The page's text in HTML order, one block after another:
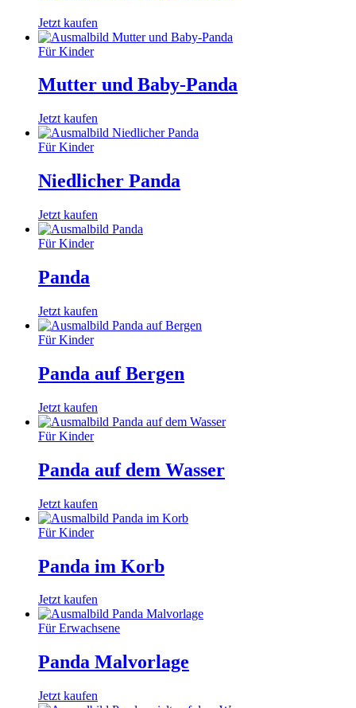
Jetzt kaufen
Für Kinder
Mutter und Baby-Panda
Jetzt kaufen
Für Kinder
Niedlicher Panda
Jetzt kaufen
Für Kinder
Panda
Jetzt kaufen
Für Kinder
Panda auf Bergen
Jetzt kaufen
Für Kinder
Panda auf dem Wasser
Jetzt kaufen
Für Kinder
Panda im Korb
Jetzt kaufen
Für Erwachsene
Panda Malvorlage
Jetzt kaufen